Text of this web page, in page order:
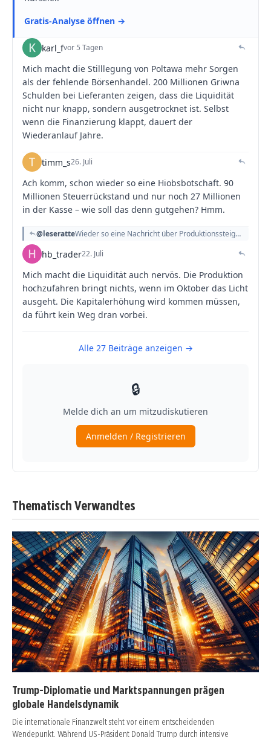
Thematisch Verwandtes
Trump-Diplomatie und Marktspannungen prägen
globale Handelsdynamik
Die internationale Finanzwelt steht vor einem entscheidenden
Wendepunkt. Während US-Präsident Donald Trump durch intensive